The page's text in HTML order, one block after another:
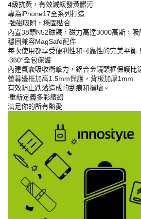
4級抗黃，有效減緩發黃髒污
專為iPhone17全系列打造
‧強磁吸附，穩固貼合
內置38顆N52磁鐵，磁力高達3000高斯，吸
穩固兼容MagSafe配件
每次使用都享受便利性和可靠性的完美平衡！
‧360°全包保護
內建氣囊吸收衝擊力，鋁合金鏡頭框保護比
螢幕邊框加高1.5mm保護，背板加厚1mm
有效防止跌落造成的刮痕和損壞。
‧重新定義多彩繽紛
滿足你的所有熱愛